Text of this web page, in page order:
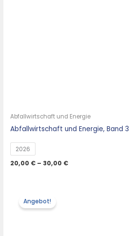
Abfallwirtschaft und Energie
Abfallwirtschaft und Energie, Band 3
2026
20,00 € – 30,00 €
Angebot!